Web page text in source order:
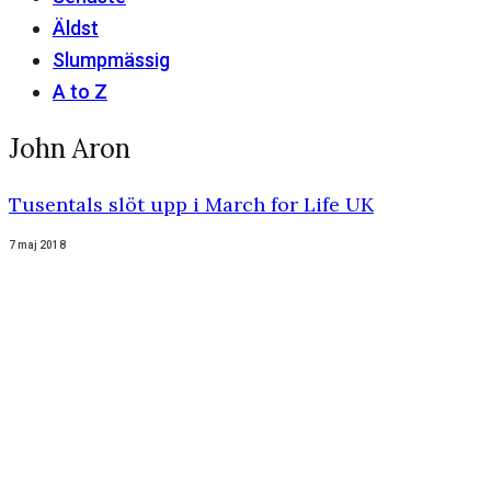
Äldst
Slumpmässig
A to Z
John Aron
Tusentals slöt upp i March for Life UK
7 maj 2018